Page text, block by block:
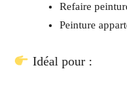
Refaire
Peinture
Idéal pour :